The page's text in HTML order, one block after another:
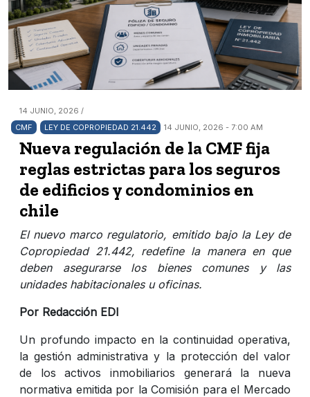
14 JUNIO, 2026 /
CMF
LEY DE COPROPIEDAD 21.442 14 JUNIO, 2026 - 7:00 AM
Nueva regulación de la CMF fija
reglas estrictas para los seguros
de edificios y condominios en
chile
El nuevo marco regulatorio, emitido bajo la Ley de
Copropiedad 21.442, redefine la manera en que
deben asegurarse los bienes comunes y las
unidades habitacionales u oficinas.
Por Redacción EDI
Un profundo impacto en la continuidad operativa,
la gestión administrativa y la protección del valor
de los activos inmobiliarios generará la nueva
normativa emitida por la Comisión para el Mercado